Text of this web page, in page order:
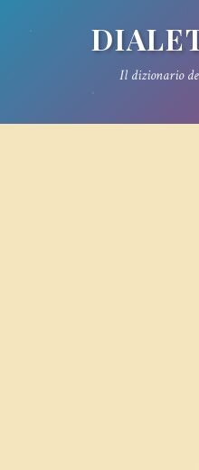
Il dizionario